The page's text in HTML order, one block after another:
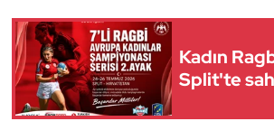
Kadın
Split'te
Masa Tenisi
Modern Pentatlon